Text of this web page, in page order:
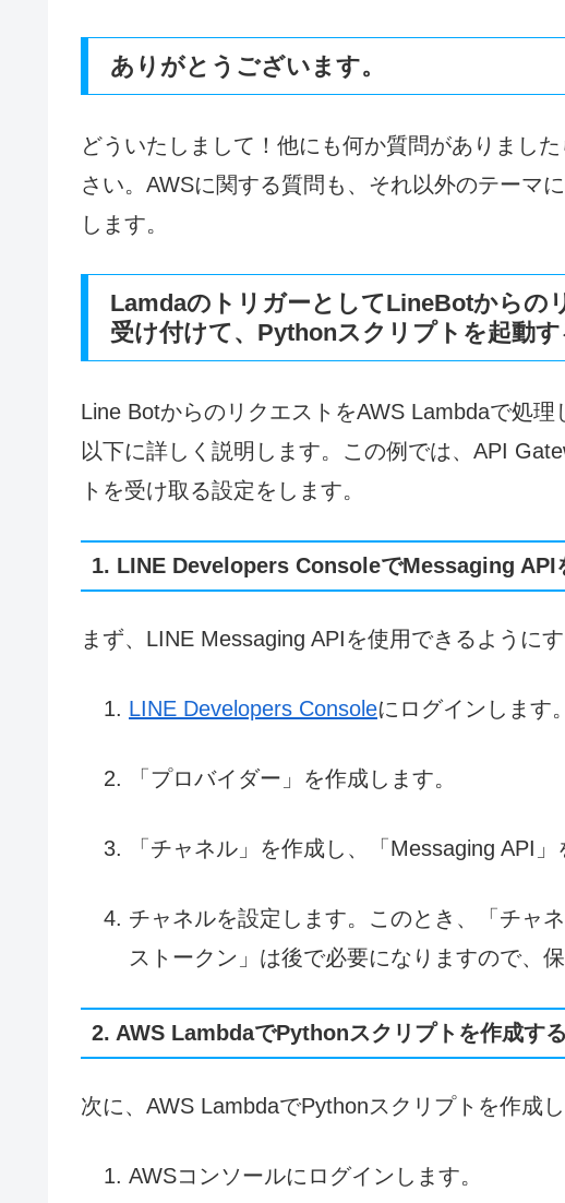
ありがとうございます。
どういたしまして！他にも何か質問がありまし
さい。AWSに関する質問も、それ以外のテーマ
します。
LamdaのトリガーとしてLineBotからの
受け付けて、Pythonスクリプトを起動
Line BotからのリクエストをAWS Lambdaで処
以下に詳しく説明します。この例では、API
トを受け取る設定をします。
1. LINE Developers ConsoleでMessaging API
まず、LINE Messaging APIを使用できるように
LINE Developers Consoleにログインします。
「プロバイダー」を作成します。
「チャネル」を作成し、「Messaging API」
チャネルを設定します。このとき、「チャ
ストークン」は後で必要になりますので、
2. AWS LambdaでPythonスクリプトを作成する
次に、AWS LambdaでPythonスクリプトを作成し
AWSコンソールにログインします。